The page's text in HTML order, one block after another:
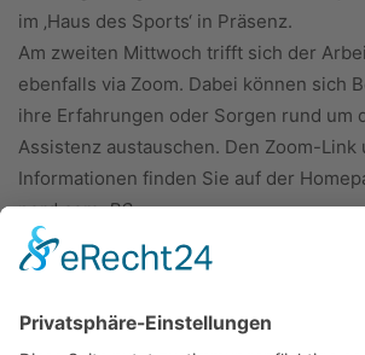
im ‚Haus des Sports‘ in Präsenz.
Am zweiten Mittwoch trifft sich der
ebenfalls via Zoom. Dabei können sich
ihre Erfahrungen oder Sorgen rund um
Assistenz austauschen. Den Zoom-Link
Informationen finden Sie auf der
nord.com.PS